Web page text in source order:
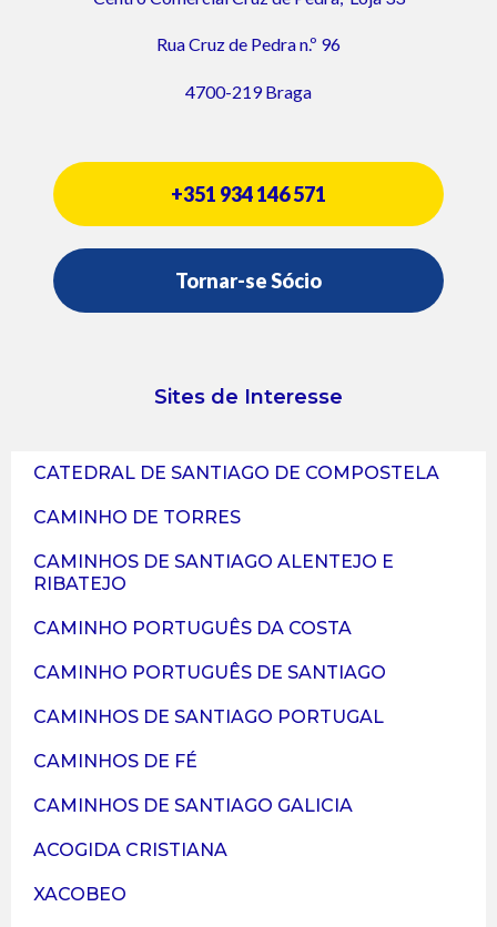
Rua Cruz de Pedra n.º 96
4700-219 Braga
+351 934 146 571
Tornar-se Sócio
Sites de Interesse
CATEDRAL DE SANTIAGO DE COMPOSTELA
CAMINHO DE TORRES
CAMINHOS DE SANTIAGO ALENTEJO E
RIBATEJO
CAMINHO PORTUGUÊS DA COSTA
CAMINHO PORTUGUÊS DE SANTIAGO
CAMINHOS DE SANTIAGO PORTUGAL
CAMINHOS DE FÉ
CAMINHOS DE SANTIAGO GALICIA
ACOGIDA CRISTIANA
XACOBEO